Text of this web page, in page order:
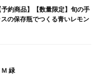
予約商品】【数量限定】旬の手
の保存瓶でつくる青いレモン
緑